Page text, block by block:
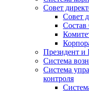
Совет
Совет
Состав
Президент и
Система
Система
контроля